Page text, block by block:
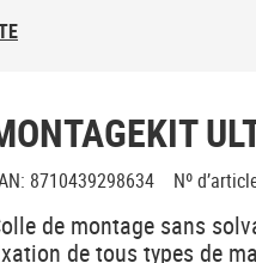
: 8710439298634 Nº
de montage sans
de tous types de